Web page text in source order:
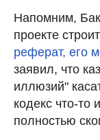
Напомним,
проекте
реферат, его
заявил, что
иллюзий"
кодекс что-то
полностью